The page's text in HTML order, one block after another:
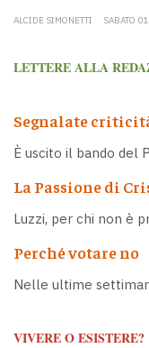
ALCIDE SIMONETTI SABATO
LETTERE ALLA
Segnalate
È uscito il bando del
La Passione di
Luzzi, per chi non è
Perché votare no
Nelle ultime
VIVERE O ESISTERE?